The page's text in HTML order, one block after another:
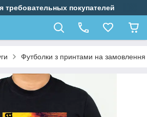
требовательных покупателей
Футболки з принтами на замовлення